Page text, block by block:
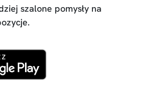
szalone pomysły na